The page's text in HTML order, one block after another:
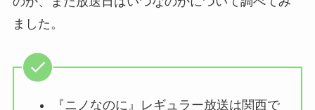
ました。
『ニノなのに』レギュラー放送は関西で